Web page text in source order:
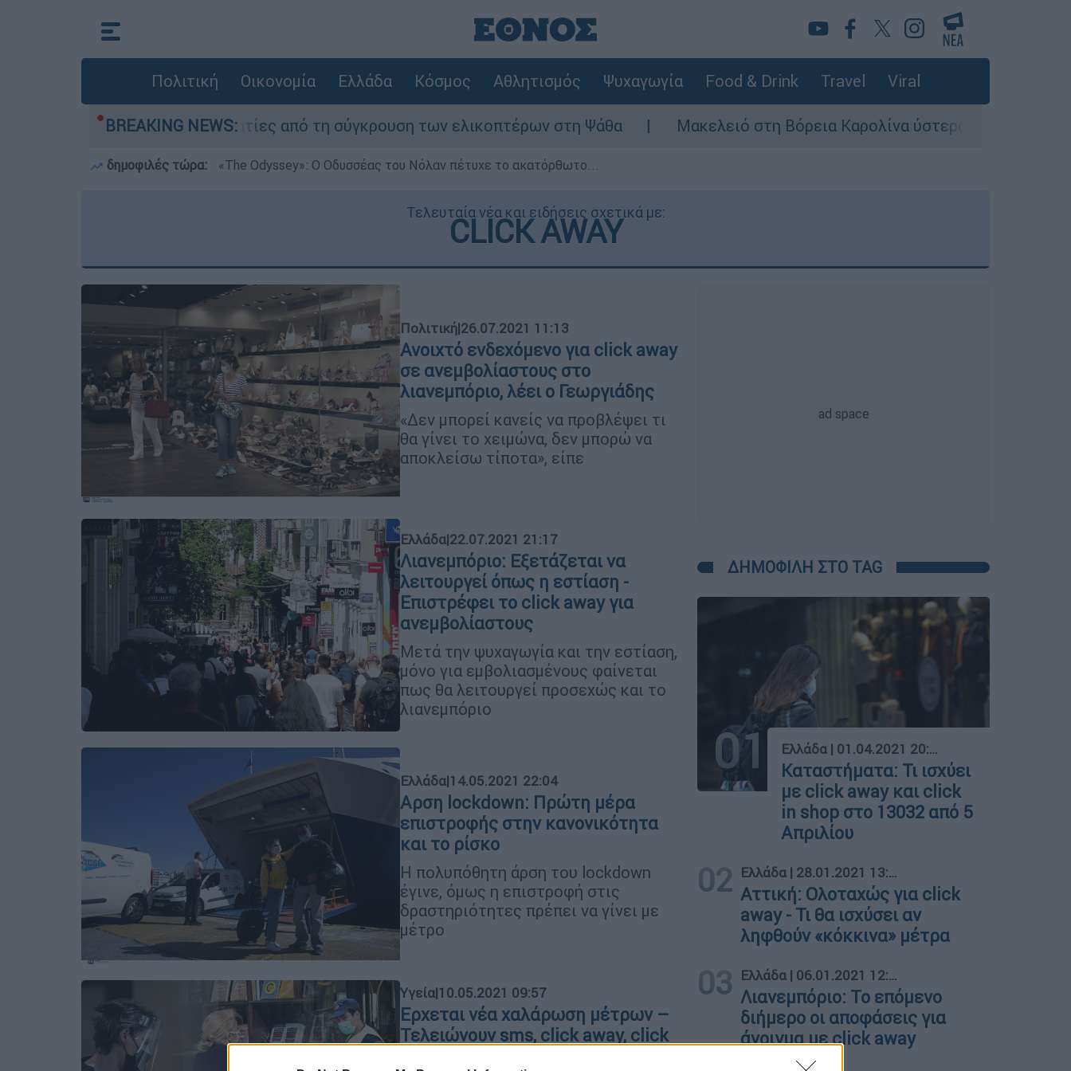
Πολιτική Οικονομία Ελλάδα Κόσμος Αθλητισμός Ψυχαγωγία Food & Drink Travel Viral
BREAKING NEWS:
οι δύο τραυματίες από τη σύγκρουση των ελικοπτέρων στη Ψάθα Μακελειό στη Βόρεια Καρολίνα ύστερα από πυροβολισμούς:
δημοφιλές τώρα: «Τhe Odyssey»: Ο Οδυσσέας του Νόλαν πέτυχε το ακατόρθωτο...
Τελευταία νέα και ειδήσεις σχετικά με:
CLICK AWAY
Πολιτική|26.07.2021 11:13
Ανοιχτό ενδεχόμενο για click away
σε ανεμβολίαστους στο
λιανεμπόριο, λέει ο Γεωργιάδης
«Δεν μπορεί κανείς να προβλέψει τι
θα γίνει το χειμώνα, δεν μπορώ να
αποκλείσω τίποτα», είπε
Ελλάδα|22.07.2021 21:17
Λιανεμπόριο: Εξετάζεται να
λειτουργεί όπως η εστίαση -
Επιστρέφει το click away για
ανεμβολίαστους
Μετά την ψυχαγωγία και την εστίαση,
μόνο για εμβολιασμένους φαίνεται
πως θα λειτουργεί προσεχώς και το
λιανεμπόριο
Ελλάδα|14.05.2021 22:04
Αρση lockdown: Πρώτη μέρα
επιστροφής στην κανονικότητα
και το ρίσκο
H πολυπόθητη άρση του lockdown
έγινε, όμως η επιστροφή στις
δραστηριότητες πρέπει να γίνει με
μέτρο
Υγεία|10.05.2021 09:57
Ερχεται νέα χαλάρωση μέτρων –
Τελειώνουν sms, click away, click
ΔΗΜΟΦΙΛΗ ΣΤΟ TAG
01 Ελλάδα | 01.04.2021 20:53
Καταστήματα: Τι ισχύει
με click away και click
in shop στο 13032 από 5
Απριλίου
02 Ελλάδα | 28.01.2021 13:29
Αττική: Ολοταχώς για click
away - Τι θα ισχύσει αν
ληφθούν «κόκκινα» μέτρα
03 Ελλάδα | 06.01.2021 12:58
Λιανεμπόριο: Το επόμενο
διήμερο οι αποφάσεις για
άνοιγμα με click away